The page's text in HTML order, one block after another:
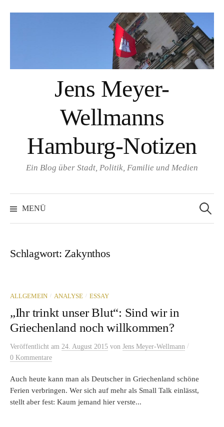
Jens Meyer-
Wellmanns
Hamburg-Notizen
Ein Blog über Stadt, Politik, Familie und Medien
MENÜ
nach:
Schlagwort: Zakynthos
ALLGEMEIN / ANALYSE / ESSAY
„Ihr trinkt unser Blut“: Sind wir in
Griechenland noch willkommen?
Veröffentlicht am 24. August 2015 von Jens Meyer-Wellmann /
0 Kommentare
Auch heute kann man als Deutscher in Griechenland schöne
Ferien verbringen. Wer sich auf mehr als Small Talk einlässt,
stellt aber fest: Kaum jemand hier verste...